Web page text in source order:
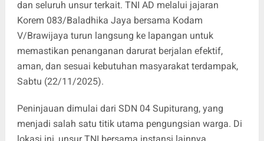
dan seluruh unsur terkait. TNI AD melalui jajaran
Korem 083/Baladhika Jaya bersama Kodam
V/Brawijaya turun langsung ke lapangan untuk
memastikan penanganan darurat berjalan efektif,
aman, dan sesuai kebutuhan masyarakat terdampak,
Sabtu (22/11/2025).
Peninjauan dimulai dari SDN 04 Supiturang, yang
menjadi salah satu titik utama pengungsian warga. Di